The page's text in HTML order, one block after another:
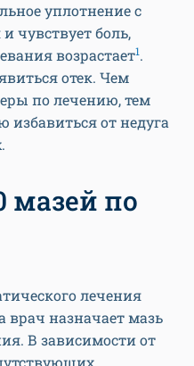
уплотнение с
чувствует боль,
возрастает1.
отек. Чем
по лечению, тем
от недуга
мазей по
лечения
врач назначает мазь
В зависимости от